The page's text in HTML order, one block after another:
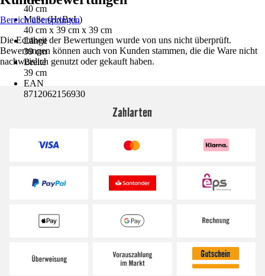
40 cm
Maße (HxBxL)
40 cm x 39 cm x 39 cm
Länge
39 cm
Breite
39 cm
EAN
8712062156930
Bereich überspringen
Die Echtheit der Bewertungen wurde von uns nicht überprüft.
Bewertungen können auch von Kunden stammen, die die Ware nicht
nachweislich genutzt oder gekauft haben.
Zahlarten